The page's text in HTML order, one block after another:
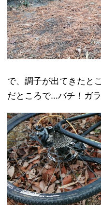
で、調子が出てきたと
だところで…バチ！ガ